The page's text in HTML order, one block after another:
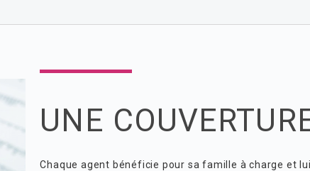
UNE
Chaque agent bénéficie pour sa famille à charge et